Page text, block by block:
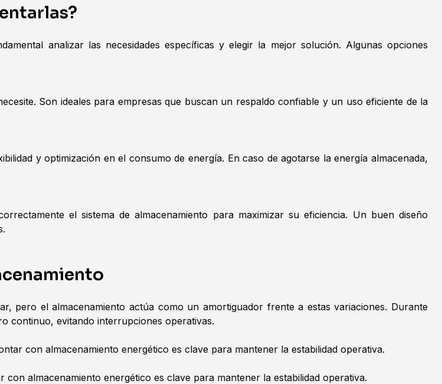
analizar las necesidades específicas y elegir la mejor solución. Algunas opciones
Son ideales para empresas que buscan un respaldo confiable y un uso eficiente de la
y optimización en el consumo de energía. En caso de agotarse la energía almacenada,
el sistema de almacenamiento para maximizar su eficiencia. Un buen diseño
pero el almacenamiento actúa como un amortiguador frente a estas variaciones. Durante
continuo, evitando interrupciones operativas.
con almacenamiento energético es clave para mantener la estabilidad operativa.
almacenamiento energético es clave para mantener la estabilidad operativa.